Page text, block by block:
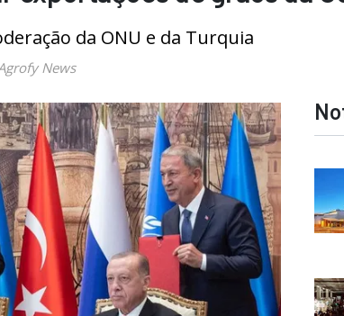
da ONU e da Turquia
News